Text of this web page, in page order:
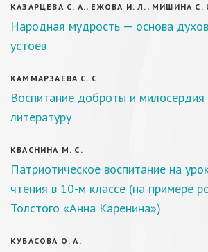
КАЗАРЦЕВА С. А., ЕЖОВА И. Л., МИШИНА С.
Народная мудрость — основа
устоев
КАММАРЗАЕВА С. С.
Воспитание доброты и милосердия
литературу
КВАСНИНА М. С.
Патриотическое воспитание на
чтения в 10-м классе (на примере
Толстого «Анна Каренина»)
КУБАСОВА О. А.